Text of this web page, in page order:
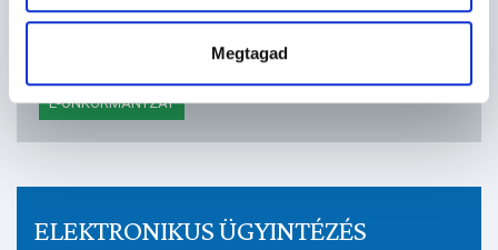
Megtagad
VÁROSHÁZI HÍREK PÁLYÁZAT VÍRUSINFO
KÖZBESZERZÉS PROGRAMAJÁNLÓ
E-ÖNKORMÁNYZAT
ELEKTRONIKUS ÜGYINTÉZÉS